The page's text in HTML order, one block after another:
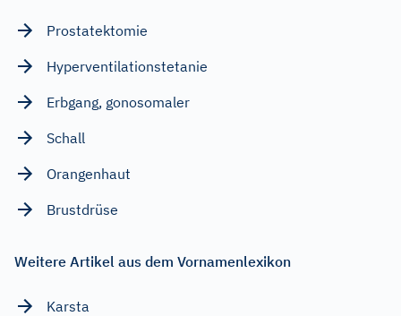
Prostatektomie
Hyperventilationstetanie
Erbgang, gonosomaler
Schall
Orangenhaut
Brustdrüse
Weitere Artikel aus dem Vornamenlexikon
Karsta